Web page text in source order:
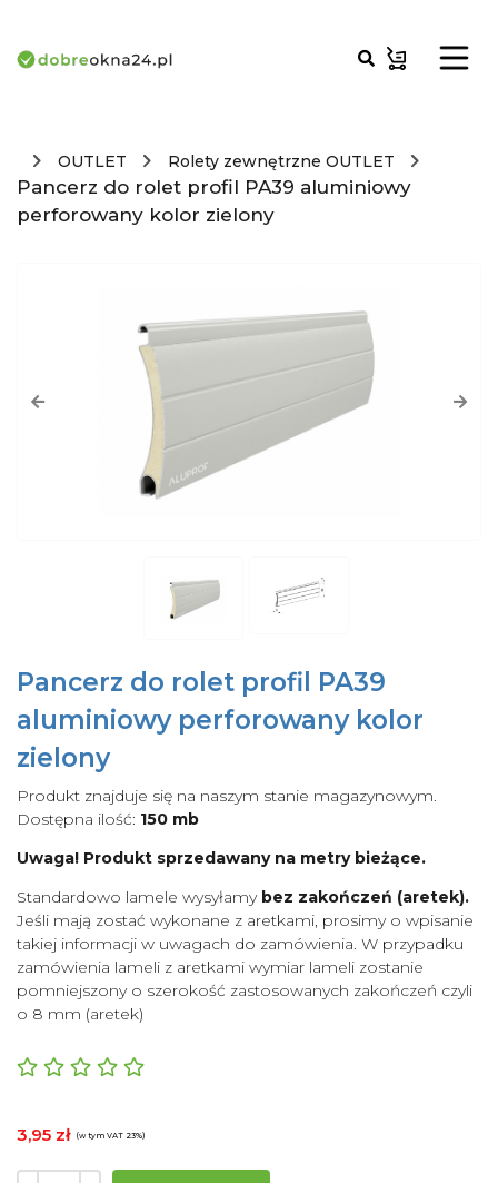
OUTLET Rolety zewnętrzne OUTLET
Pancerz do rolet profil PA39 aluminiowy
perforowany kolor zielony
Pancerz do rolet profil PA39
aluminiowy perforowany kolor
zielony
Produkt znajduje się na naszym stanie magazynowym.
Dostępna ilość: 150 mb
Uwaga! Produkt sprzedawany na metry bieżące.
Standardowo lamele wysyłamy bez zakończeń (aretek).
Jeśli mają zostać wykonane z aretkami, prosimy o wpisanie
takiej informacji w uwagach do zamówienia. W przypadku
zamówienia lameli z aretkami wymiar lameli zostanie
pomniejszony o szerokość zastosowanych zakończeń czyli
o 8 mm (aretek)
3,95 zł (w tym VAT 23%)